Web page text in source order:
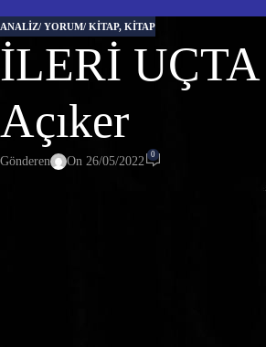
ANALIZ/ YORUM/ KITAP, KITAP
İLERİ UÇTA
Açıker
Gönderen On 26/05/2022 0